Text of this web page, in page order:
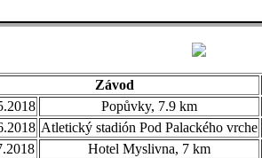
Závod
Popůvky, 7.9 km
Atletický stadión Pod Palackého vrche
Hotel Myslivna, 7 km